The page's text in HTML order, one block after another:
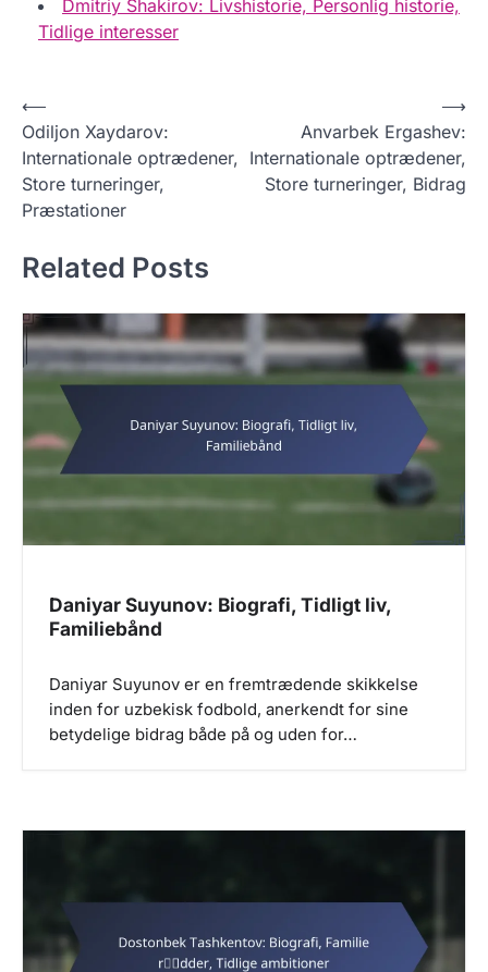
Dmitriy Shakirov: Livshistorie, Personlig historie,
Tidlige interesser
P
o
s
t
a
v
i
g
t
i
o
n
⟵
Odiljon Xaydarov:
Internationale optrædener,
Store turneringer,
Præstationer
Anvarbek Ergashev:
Internationale optrædener,
Store turneringer, Bidrag
⟶
Related Posts
Daniyar Suyunov: Biografi, Tidligt liv,
Familiebånd
Daniyar Suyunov er en fremtrædende skikkelse
inden for uzbekisk fodbold, anerkendt for sine
betydelige bidrag både på og uden for…